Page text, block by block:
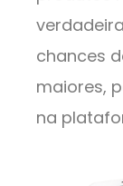
chances
maiores,
na